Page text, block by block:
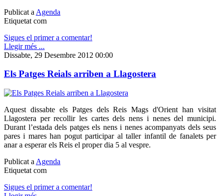
Publicat a Agenda
Etiquetat com
Sigues el primer a comentar!
Llegir més ...
Dissabte, 29 Desembre 2012 00:00
Els Patges Reials arriben a Llagostera
Aquest dissabte els Patges dels Reis Mags d'Orient han visitat
Llagostera per recollir les cartes dels nens i nenes del municipi.
Durant l’estada dels patges els nens i nenes acompanyats dels seus
pares i mares han pogut participar al taller infantil de fanalets per
anar a esperar els Reis el proper dia 5 al vespre.
Publicat a Agenda
Etiquetat com
Sigues el primer a comentar!